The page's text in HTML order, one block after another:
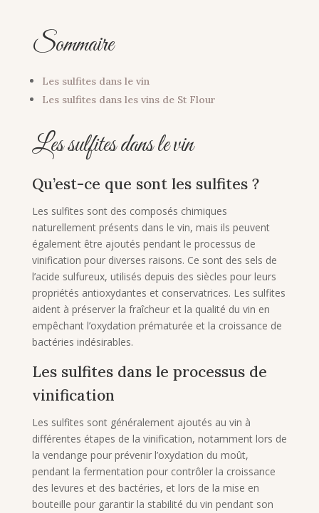
Sommaire
Les sulfites dans le vin
Les sulfites dans les vins de St Flour
Les sulfites dans le vin
Qu’est-ce que sont les sulfites ?
Les sulfites sont des composés chimiques
naturellement présents dans le vin, mais ils peuvent
également être ajoutés pendant le processus de
vinification pour diverses raisons. Ce sont des sels de
l’acide sulfureux, utilisés depuis des siècles pour leurs
propriétés antioxydantes et conservatrices. Les sulfites
aident à préserver la fraîcheur et la qualité du vin en
empêchant l’oxydation prématurée et la croissance de
bactéries indésirables.
Les sulfites dans le processus de
vinification
Les sulfites sont généralement ajoutés au vin à
différentes étapes de la vinification, notamment lors de
la vendange pour prévenir l’oxydation du moût,
pendant la fermentation pour contrôler la croissance
des levures et des bactéries, et lors de la mise en
bouteille pour garantir la stabilité du vin pendant son